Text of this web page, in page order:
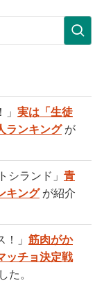
実は「生徒
ランキングが
ランド」 青
キングが紹介
」 筋肉がか
ッチョ決定戦
た。